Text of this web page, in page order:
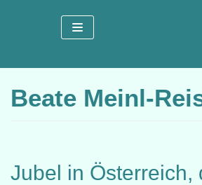
Beate Meinl-
Jubel in Österreich,